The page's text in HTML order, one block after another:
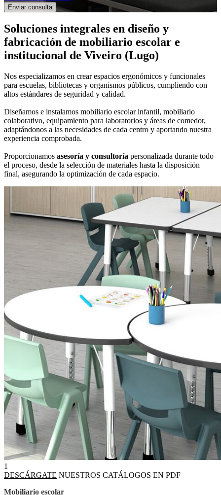
Soluciones integrales en diseño y
fabricación de mobiliario escolar e
institucional de Viveiro (Lugo)
Nos especializamos en crear espacios ergonómicos y funcionales
para escuelas, bibliotecas y organismos públicos, cumpliendo con
altos estándares de seguridad y calidad.
Diseñamos e instalamos mobiliario escolar infantil, mobiliario
colaborativo, equipamiento para laboratorios y áreas de comedor,
adaptándonos a las necesidades de cada centro y aportando nuestra
experiencia comprobada.
Proporcionamos asesoría y consultoría personalizada durante todo
el proceso, desde la selección de materiales hasta la disposición
final, asegurando la optimización de cada espacio.
1
DESCÁRGATE NUESTROS CATÁLOGOS EN PDF
Mobiliario escolar